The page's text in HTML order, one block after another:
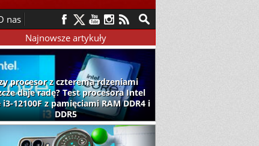
nas
Najnowsze artykuły
procesor z czterema rdzeniami
daje radę? Test procesora Intel
i3-12100F z pamięciami RAM DDR4 i
DDR5